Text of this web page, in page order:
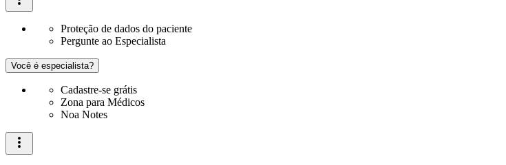
Proteção de dados do paciente
Pergunte ao Especialista
Você é especialista?
Cadastre-se grátis
Zona para Médicos
Noa Notes